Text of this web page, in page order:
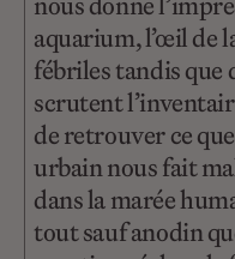
aquarium, l’œil de
fébriles tandis que
scrutent
de retrouver ce
urbain nous fait
dans la marée
tout sauf anodin